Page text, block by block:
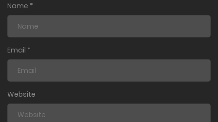
Name *
Email *
Website